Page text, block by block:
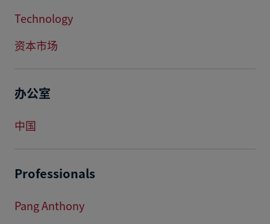
Technology
资本市场
办公室
中国
Professionals
Pang Anthony